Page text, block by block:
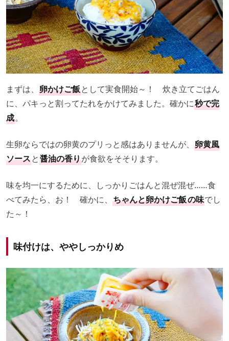
まずは、 卵かけご飯として実食開始～！ 炊き立てごはん
に、パキっと割ってたれをかけてみました。確かに秒で完
成。
生卵ならではの卵黄のプリっと感はありませんが、 卵黄風
ソースと醤油の香りが食欲をそそります。
味を均一にするために、しっかりごはんと混ぜ混ぜ……食
べてみたら、お！ 確かに、 ちゃんと卵かけご飯の味でし
た～！
味付けは、ややしっかりめ